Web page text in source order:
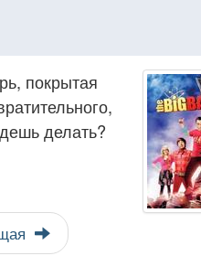
покрытая
делать?